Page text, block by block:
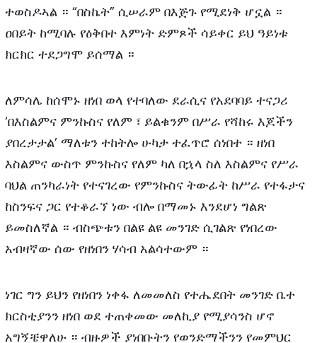
ተወስዶኣል ። “በስኬት” ሲሠራም በእጅጉ የሚደነቅ ሆኗል ።
ዐበይት ከሚባሉ የዕቅበተ እምነት ድምጾች ሳይቀር ይህ ዓይነቱ
ክርክር ተደጋግሞ ይሰማል ።
ለምሳሌ ከሰሞኑ ዘነበ ወላ የተባለው ደራሲና የአደባባይ ተናጋሪ
‘በእስልምና ምንኩስና የለም ፣ ይልቁንም በሥራ የሻከሩ እጆችን
ያበረታታል’ ማለቱን ተከትሎ ሁካታ ተፈጥሮ ሰነበተ ። ዘነበ
እስልምና ውስጥ ምንኩስና የለም ካለ በኋላ ስለ እስልምና የሥራ
ባህል ጠንካራነት የተናገረው የምንኩስና ትውፊት ከሥራ የተፋታና
ከስንፍና ጋር የተቆራኘ ነው ብሎ በማመኑ እንደሆነ ግልጽ
ይመስለኛል ። ብስጭቱን በልዩ ልዩ መንገድ ሲገልጽ የነበረው
አብዛኛው ሰው የዘነበን ሃሳብ አልሳተውም ።
ነገር ግን ይህን የዘነበን ነቀፋ ለመመለስ የተሔደበት መንገድ ቤተ
ክርስቲያንን ዘነበ ወደ ተጠቀመው መለኪያ የሚያሳንስ ሆኖ
አግኝቼዋለሁ ። ብዙዎች ያነበቡትን የወንድማችንን የመምህር